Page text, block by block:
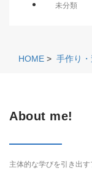
未分類
HOME > 手作り
About me!
主体的な学びを引き出